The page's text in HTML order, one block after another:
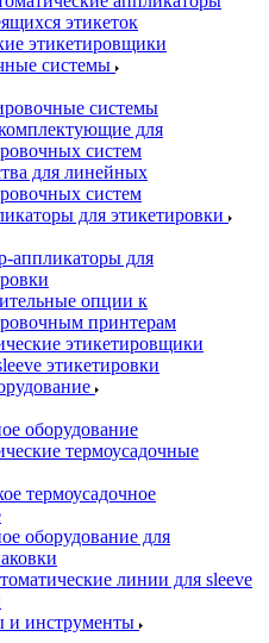
этикеток
этикетировщики
системы
системы
для
систем
для линейных
систем
для этикетировки
аппликаторы для
опции к
принтерам
этикетировщики
этикетировки
оборудование
термоусадочные
термоусадочное
оборудование для
линии для sleeve
инструменты